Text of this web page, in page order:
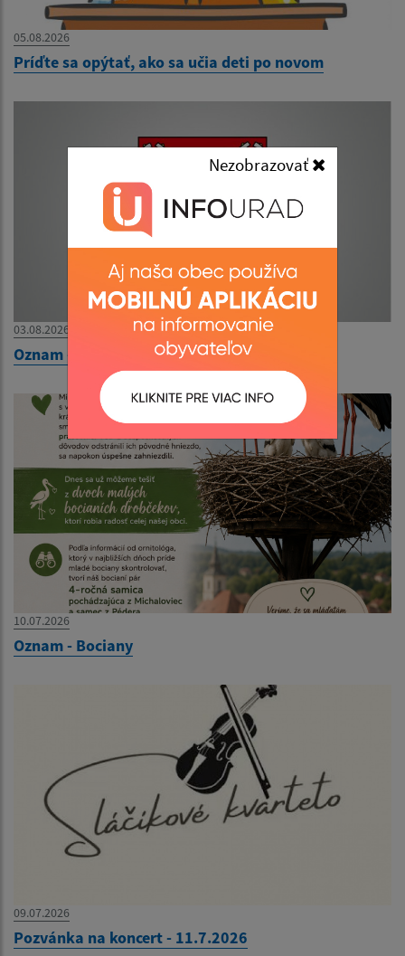
Nezobrazovať
05.08.2026
Príďte sa opýtať, ako sa učia deti po novom
03.08.2026
Oznam - zatvorenie obecného úradu
10.07.2026
Oznam - Bociany
09.07.2026
Pozvánka na koncert - 11.7.2026